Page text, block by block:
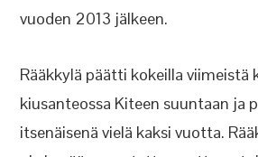
vuoden 2013 jälkeen.
Rääkkylä päätti kokeilla viimeistä
kiusanteossa Kiteen suuntaan ja
itsenäisenä vielä kaksi vuotta.